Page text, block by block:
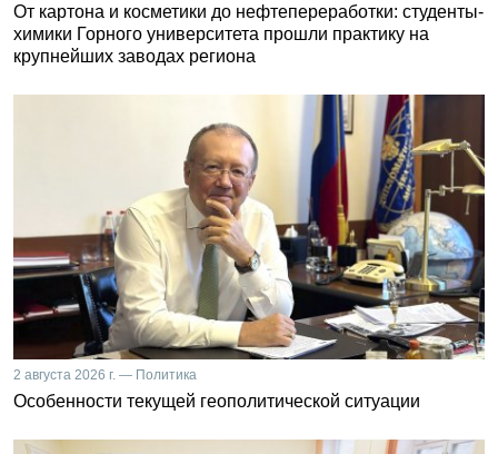
От картона и косметики до нефтепереработки: студенты-
химики Горного университета прошли практику на
крупнейших заводах региона
2 августа 2026 г. — Политика
Особенности текущей геополитической ситуации